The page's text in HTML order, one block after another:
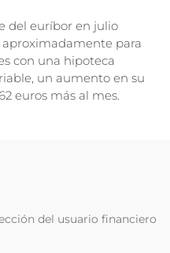
del euríbor en julio
para
con una hipoteca
un aumento en su
euros más al mes.
del usuario financiero